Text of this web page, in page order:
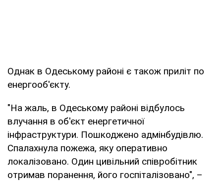
Однак в Одеському районі є також приліт по
енергооб'єкту.
"На жаль, в Одеському районі відбулось
влучання в об'єкт енергетичної
інфраструктури. Пошкоджено адмінбудівлю.
Спалахнула пожежа, яку оперативно
локалізовано. Один цивільний співробітник
отримав поранення, його госпіталізовано", –